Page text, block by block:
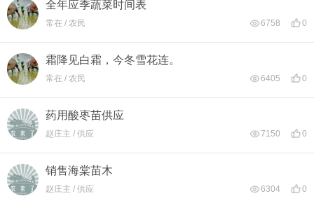
全年应季蔬菜时间表
6758 0
常在 / 农民
霜降见白霜，今冬雪花连。
6405 0
常在 / 农民
药用酸枣苗供应
7150 0
赵庄主 / 供应
销售海棠苗木
6304 0
赵庄主 / 供应